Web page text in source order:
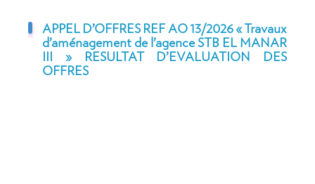
APPEL D’OFFRES REF AO 13/2026 « Travaux
d’aménagement de l’agence STB EL MANAR
III » RESULTAT D’EVALUATION DES
OFFRES